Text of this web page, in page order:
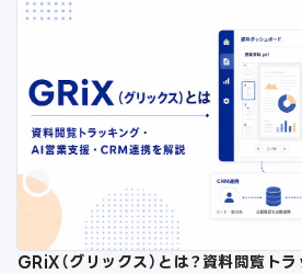
GRiX（グリックス）とは？資料閲覧ト